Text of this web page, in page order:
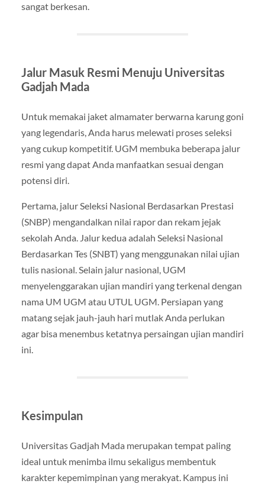
sangat berkesan.
Jalur Masuk Resmi Menuju Universitas
Gadjah Mada
Untuk memakai jaket almamater berwarna karung goni
yang legendaris, Anda harus melewati proses seleksi
yang cukup kompetitif. UGM membuka beberapa jalur
resmi yang dapat Anda manfaatkan sesuai dengan
potensi diri.
Pertama, jalur Seleksi Nasional Berdasarkan Prestasi
(SNBP) mengandalkan nilai rapor dan rekam jejak
sekolah Anda. Jalur kedua adalah Seleksi Nasional
Berdasarkan Tes (SNBT) yang menggunakan nilai ujian
tulis nasional. Selain jalur nasional, UGM
menyelenggarakan ujian mandiri yang terkenal dengan
nama UM UGM atau UTUL UGM. Persiapan yang
matang sejak jauh-jauh hari mutlak Anda perlukan
agar bisa menembus ketatnya persaingan ujian mandiri
ini.
Kesimpulan
Universitas Gadjah Mada merupakan tempat paling
ideal untuk menimba ilmu sekaligus membentuk
karakter kepemimpinan yang merakyat. Kampus ini